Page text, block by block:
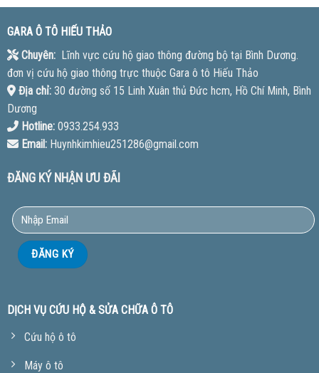
GARA Ô TÔ HIẾU THẢO
Chuyên:Lĩnh vực cứu hộ giao thông đường bộ tại Bình Dương.
đơn vị cứu hộ giao thông trực thuộc Gara ô tô Hiếu Thảo
Địa chỉ:30 đường số 15 Linh Xuân thủ Đức hcm, Hồ Chí Minh, Bình
Dương
Hotline:0933.254.933
Email:Huynhkimhieu251286@gmail.com
ĐĂNG KÝ NHẬN ƯU ĐÃI
DỊCH VỤ CỨU HỘ & SỬA CHỮA Ô TÔ
Cứu hộ ô tô
Máy ô tô